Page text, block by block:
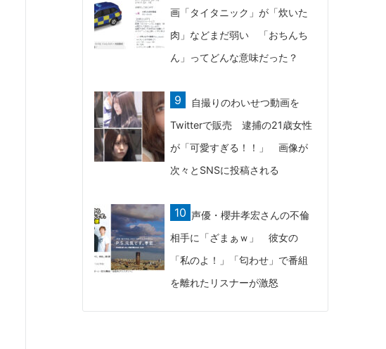
画「タイタニック」が「炊いた
肉」などまだ弱い 「おちんち
ん」ってどんな意味だった？
自撮りのわいせつ動画を
Twitterで販売 逮捕の21歳女性
が「可愛すぎる！！」 画像が
次々とSNSに投稿される
声優・櫻井孝宏さんの不倫
相手に「ざまぁｗ」 彼女の
「私のよ！」「匂わせ」で番組
を離れたリスナーが激怒